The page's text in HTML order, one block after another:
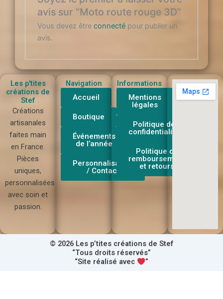
avis sur “Moto route rouge 3D”
Vous devez êtreconnecté pour publier un
avis.
Les p'tites
créations de
Stef
Créations
artisanales
faites main
en France.
Pièces
uniques,
personnalisées
avec soin et
passion.
Navigation
Accueil
Boutique
Événements
de l’année
Personnalisation
/ Contact
Informations
Mentions
légales
Politique de
confidentialité
Politique de
remboursement
et retours
© 2026 Les p’tites créations de Stef
“Tous droits réservés”
“Site réalisé avec
”